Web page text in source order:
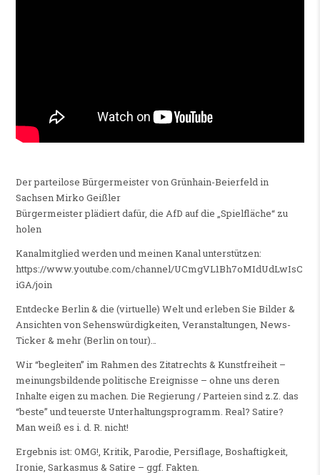
Der parteilose Bürgermeister von Grünhain-Beierfeld in
Sachsen Mirko Geißler
Bürgermeister plädiert dafür, die AfD auf die „Spielfläche“ zu
holen
Kanalmitglied werden und meinen Kanal unterstützen:
https://www.youtube.com/channel/UCmgVL1Bh7oMIdUdLwIsC
iGA/join
Entdecke Berlin & die (virtuelle) Welt und erleben Sie Bilder &
Ansichten von Sehenswürdigkeiten, Veranstaltungen, News-
Ticker & mehr (Berlin on tour)…
Wir “begleiten” im Rahmen des Zitatrechts & Kunstfreiheit –
meinungsbildende politische Ereignisse – ohne uns deren
Inhalte eigen zu machen. Die Regierung / Parteien sind z.Z. das
“beste” und teuerste Unterhaltungsprogramm. Real? Satire?
Man weiß es i. d. R. nicht!
Ergebnis ist: OMG!, Kritik, Parodie, Persiflage, Boshaftigkeit,
Ironie, Sarkasmus & Satire – ggf. Fakten.